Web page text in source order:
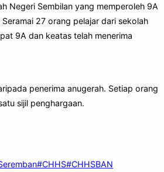
Negeri Sembilan yang memperoleh 9A
27 orang pelajar dari sekolah
9A dan keatas telah menerima
penerima anugerah. Setiap orang
sijil penghargaan.
#CHHS#CHHSBAN